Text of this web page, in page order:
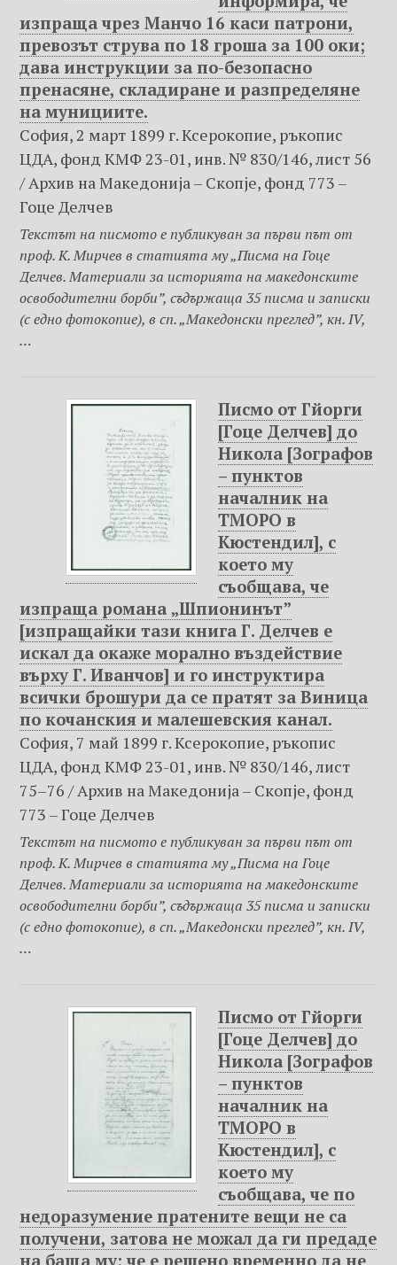
изпраща чрез Манчо 16 каси патрони,
превозът струва по 18 гроша за 100 оки;
дава инструкции за по-безопасно
пренасяне, складиране и разпределяне
на мунициите.
София, 2 март 1899 г. Ксерокопие, ръкопис
ЦДА, фонд КМФ 23-01, инв. № 830/146, лист 56
/ Архив на Македониjа – Скопje, фонд 773 –
Гоце Делчев
Текстът на писмото е публикуван за първи път от
проф. К. Мирчев в статията му „Писма на Гоце
Делчев. Материали за историята на македонските
освободителни борби”, съдържаща 35 писма и записки
(с едно фотокопие), в сп. „Македонски преглед”, кн. IV,
…
Писмо от Гйорги
[Гоце Делчев] до
Никола [Зографов
– пунктов
началник на
ТМОРО в
Кюстендил], с
което му
съобщава, че
изпраща романа „Шпионинът”
[изпращайки тази книга Г. Делчев е
искал да окаже морално въздействие
върху Г. Иванчов] и го инструктира
всички брошури да се пратят за Виница
по кочанския и малешевския канал.
София, 7 май 1899 г. Ксерокопие, ръкопис
ЦДА, фонд КМФ 23-01, инв. № 830/146, лист
75–76 / Архив на Македониjа – Скопje, фонд
773 – Гоце Делчев
Текстът на писмото е публикуван за първи път от
проф. К. Мирчев в статията му „Писма на Гоце
Делчев. Материали за историята на македонските
освободителни борби”, съдържаща 35 писма и записки
(с едно фотокопие), в сп. „Македонски преглед”, кн. IV,
…
Писмо от Гйорги
[Гоце Делчев] до
Никола [Зографов
– пунктов
началник на
ТМОРО в
Кюстендил], с
което му
съобщава, че по
недоразумение пратените вещи не са
получени, затова не можал да ги предаде